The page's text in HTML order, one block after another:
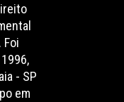
- SP
em